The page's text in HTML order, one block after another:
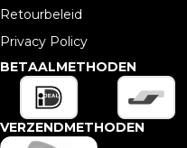
Retourbeleid
Privacy Policy
BETAALMETHODEN
VERZENDMETHODEN